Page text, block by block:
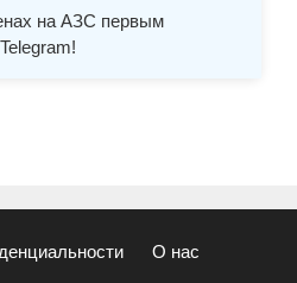
на АЗС первым
О нас